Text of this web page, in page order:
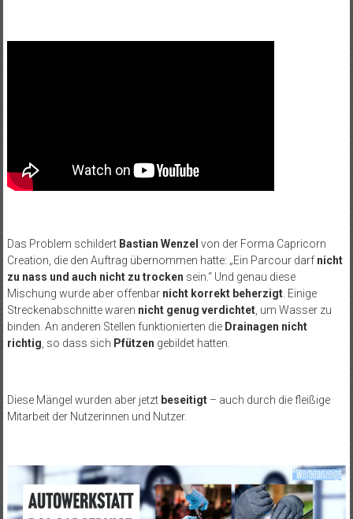
Das Problem schildert Bastian Wenzel von der Forma Capricorn
Creation, die den Auftrag übernommen hatte: „Ein Parcour darf nicht
zu nass und auch nicht zu trocken sein.“ Und genau diese
Mischung wurde aber offenbar nicht korrekt beherzigt. Einige
Streckenabschnitte waren nicht genug verdichtet, um Wasser zu
binden. An anderen Stellen funktionierten die Drainagen nicht
richtig, so dass sich Pfützen gebildet hatten.
Diese Mängel wurden aber jetzt beseitigt– auch durch die fleißige
Mitarbeit der Nutzerinnen und Nutzer.